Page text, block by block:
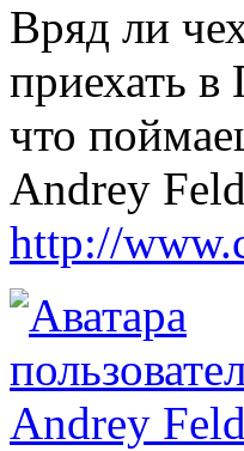
Вряд ли
приехать в
что
Andrey
http://
Andrey